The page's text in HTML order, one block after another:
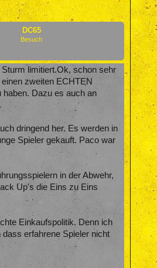
DC65
Besuch
limitiert.Ok, schon sehr
zweiten ECHTEN
Dazu es auch an
dringend her. Es werden in
Spieler gekauft. Paco war
in der Abwehr,
Up's die Eins zu Eins
Einkaufspolitik. Denn ich
erfahrene Spieler nicht